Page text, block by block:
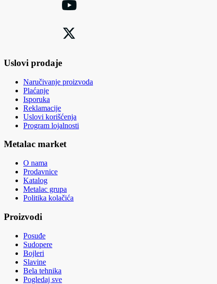
Uslovi prodaje
Naručivanje proizvoda
Plaćanje
Isporuka
Reklamacije
Uslovi korišćenja
Program lojalnosti
Metalac market
O nama
Prodavnice
Katalog
Metalac grupa
Politika kolačića
Proizvodi
Posuđe
Sudopere
Bojleri
Slavine
Bela tehnika
Pogledaj sve